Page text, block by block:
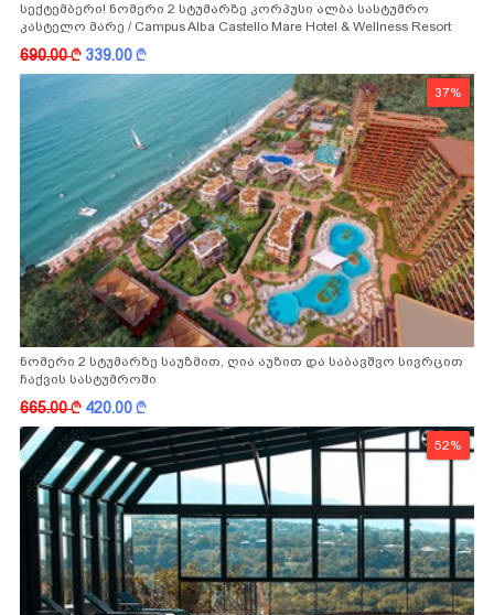
სექტემბერი! ნომერი 2 სტუმარზე კორპუსი ალბა სასტუმრო
კასტელო მარე / Campus Alba Castello Mare Hotel & Wellness Resort
-სგან!
690.00k 339.00k
37%
ნომერი 2 სტუმარზე საუზმით, ღია აუზით და საბავშვო სივრცით
ჩაქვის სასტუმროში
665.00k 420.00k
52%